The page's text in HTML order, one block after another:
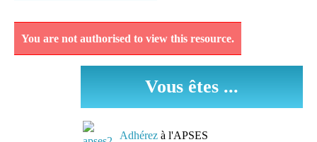
Découvrez et analysez
mises en oeuvre dans les
You are not authorised to view this resource.
Vous êtes ...
Adhérez à l'APSES